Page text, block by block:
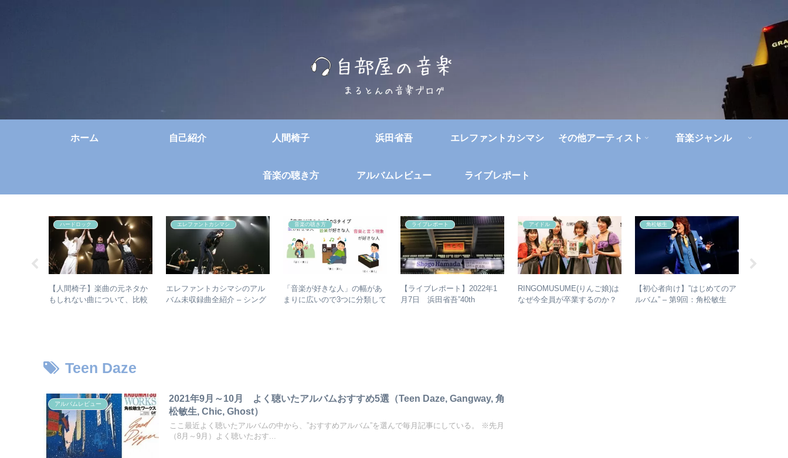
ホーム 自己紹介 人間椅子 浜田省吾 エレファントカシマシ その他アーティスト 音楽ジャンル
音楽の聴き方 アルバムレビュー ライブレポート
ハードロック
【人間椅子】楽曲の元ネタか
もしれない曲について、比較
エレファントカシマシ
エレファントカシマシのアル
バム未収録曲全紹介 – シング
音楽の聴き方
「音楽が好きな人」の幅があ
まりに広いので3つに分類して
ライブレポート
【ライブレポート】2022年1
月7日 浜田省吾”40th
アイドル
RINGOMUSUME(りんご娘)は
なぜ今全員が卒業するのか？
角松敏生
【初心者向け】”はじめてのア
ルバム” – 第9回：角松敏生
Teen Daze
アルバムレビュー
2021年9月～10月 よく聴いたアルバムおすすめ5選（Teen Daze, Gangway, 角
松敏生, Chic, Ghost）
ここ最近よく聴いたアルバムの中から、”おすすめアルバム”を選んで毎月記事にしている。 ※先月
（8月～9月）よく聴いたおす...